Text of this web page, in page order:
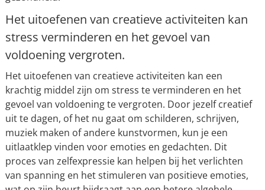
Het uitoefenen van creatieve activiteiten kan
stress verminderen en het gevoel van
voldoening vergroten.
Het uitoefenen van creatieve activiteiten kan een
krachtig middel zijn om stress te verminderen en het
gevoel van voldoening te vergroten. Door jezelf creatief
uit te dagen, of het nu gaat om schilderen, schrijven,
muziek maken of andere kunstvormen, kun je een
uitlaatklep vinden voor emoties en gedachten. Dit
proces van zelfexpressie kan helpen bij het verlichten
van spanning en het stimuleren van positieve emoties,